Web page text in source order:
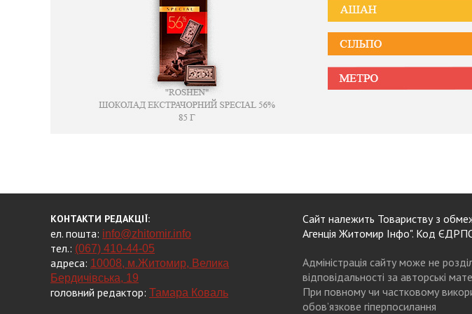
КОНТАКТИ РЕДАКЦІЇ:
ел. пошта: info@zhitomir.info
тел.: (067) 410-44-05
адреса: 10008, м.Житомир, Велика
Бердичівська, 19
головний редактор: Тамара Коваль
Сайт належить Товариству з
Агенція Житомир Інфо". Код
Адміністрація сайту може не
відповідальності за авторські
При повному чи частковому
обов’язкове гіперпосилання